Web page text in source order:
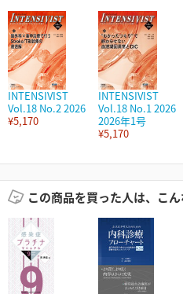
INTENSIVIST
Vol.18 No.2 2026
¥5,170
INTENSIVIST
Vol.18 No.1 2026
2026年1号
¥5,170
この商品を買った人は、こん